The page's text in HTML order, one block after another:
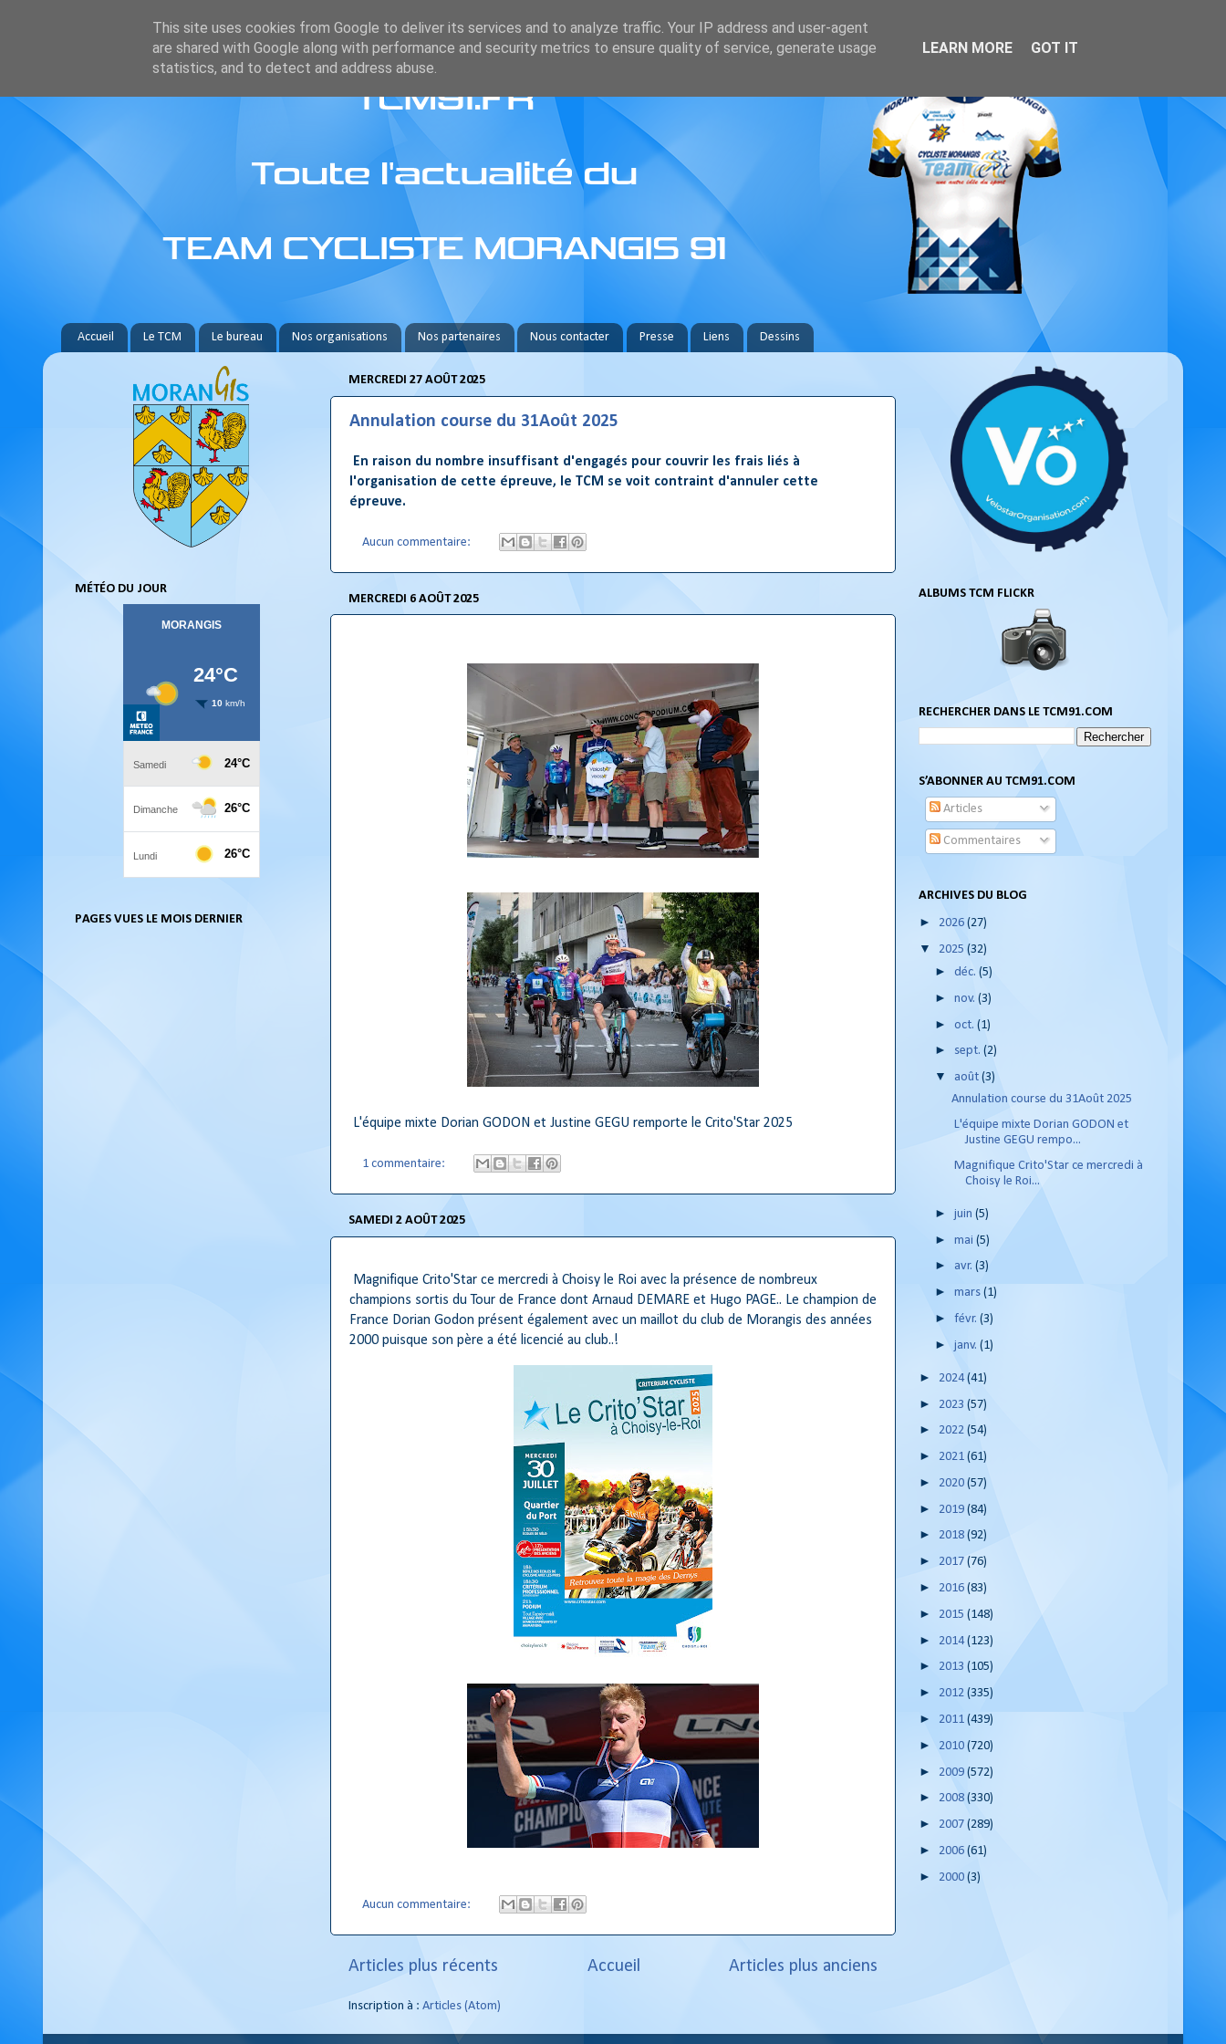
Accueil Le TCM Le bureau Nos organisations Nos partenaires Nous contacter Presse Liens Dessins
MERCREDI 27 AOÛT 2025
Annulation course du 31Août 2025
En raison du nombre insuffisant d'engagés pour couvrir les frais liés à
l'organisation de cette épreuve, le TCM se voit contraint d'annuler cette
épreuve.
Aucun commentaire:
MERCREDI 6 AOÛT 2025
L'équipe mixte Dorian GODON et Justine GEGU remporte le Crito'Star 2025
1 commentaire:
SAMEDI 2 AOÛT 2025
Magnifique Crito'Star ce mercredi à Choisy le Roi avec la présence de nombreux
champions sortis du Tour de France dont Arnaud DEMARE et Hugo PAGE.. Le champion de
France Dorian Godon présent également avec un maillot du club de Morangis des années
2000 puisque son père a été licencié au club..!
Aucun commentaire:
Articles plus récents Articles plus anciens
Accueil
Inscription à : Articles (Atom)
MÉTÉO DU JOUR
PAGES VUES LE MOIS DERNIER
ALBUMS TCM FLICKR
RECHERCHER DANS LE TCM91.COM
S’ABONNER AU TCM91.COM
Articles
Commentaires
ARCHIVES DU BLOG
► 2026 (27)
▼ 2025 (32)
►déc.(5)
►nov.(3)
►oct.(1)
► sept.(2)
▼ août(3)
Annulation course du 31Août 2025
L'équipe mixte Dorian GODON et
Justine GEGU rempo...
Magnifique Crito'Star ce mercredi à
Choisy le Roi...
►juin(5)
►mai(5)
► avr.(3)
►mars(1)
►févr.(3)
►janv.(1)
► 2024(41)
► 2023 (57)
► 2022 (54)
► 2021 (61)
► 2020 (57)
► 2019 (84)
► 2018 (92)
► 2017 (76)
► 2016 (83)
► 2015 (148)
► 2014(123)
► 2013 (105)
► 2012 (335)
► 2011 (439)
► 2010 (720)
► 2009 (572)
► 2008 (330)
► 2007 (289)
► 2006 (61)
► 2000 (3)
This site uses cookies from Google to deliver its services and to analyze traffic. Your IP address and user-agent
are shared with Google along with performance and security metrics to ensure quality of service, generate usage
statistics, and to detect and address abuse.
LEARN MORE GOT IT